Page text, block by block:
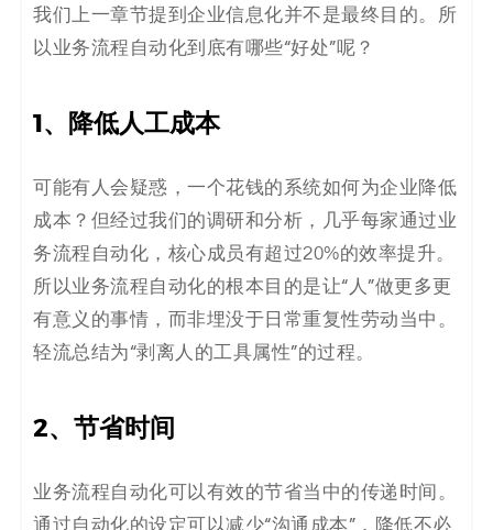
我们上一章节提到企业信息化并不是最终目的。所
以业务流程自动化到底有哪些“好处”呢？
1、降低人工成本
可能有人会疑惑，一个花钱的系统如何为企业降低
成本？但经过我们的调研和分析，几乎每家通过业
务流程自动化，核心成员有超过20%的效率提升。
所以业务流程自动化的根本目的是让“人”做更多更
有意义的事情，而非埋没于日常重复性劳动当中。
轻流总结为“剥离人的工具属性”的过程。
2、节省时间
业务流程自动化可以有效的节省当中的传递时间。
通过自动化的设定可以减少“沟通成本”，降低不必